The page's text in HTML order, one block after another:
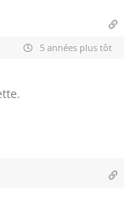
5 années plus tôt